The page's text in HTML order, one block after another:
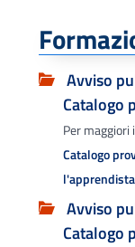
Avviso
Catalogo
Per
Catalogo
Avviso
Catalogo